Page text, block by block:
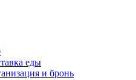
еды
и бронь